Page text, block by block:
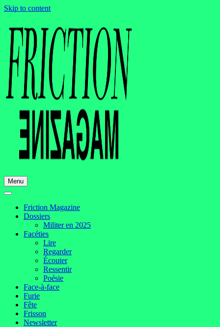
Skip to content
Menu
Friction Magazine
Dossiers
Militer en 2025
Facéties
Lire
Regarder
Écouter
Ressentir
Poésie
Face-à-face
Furie
Fête
Frisson
Newsletter